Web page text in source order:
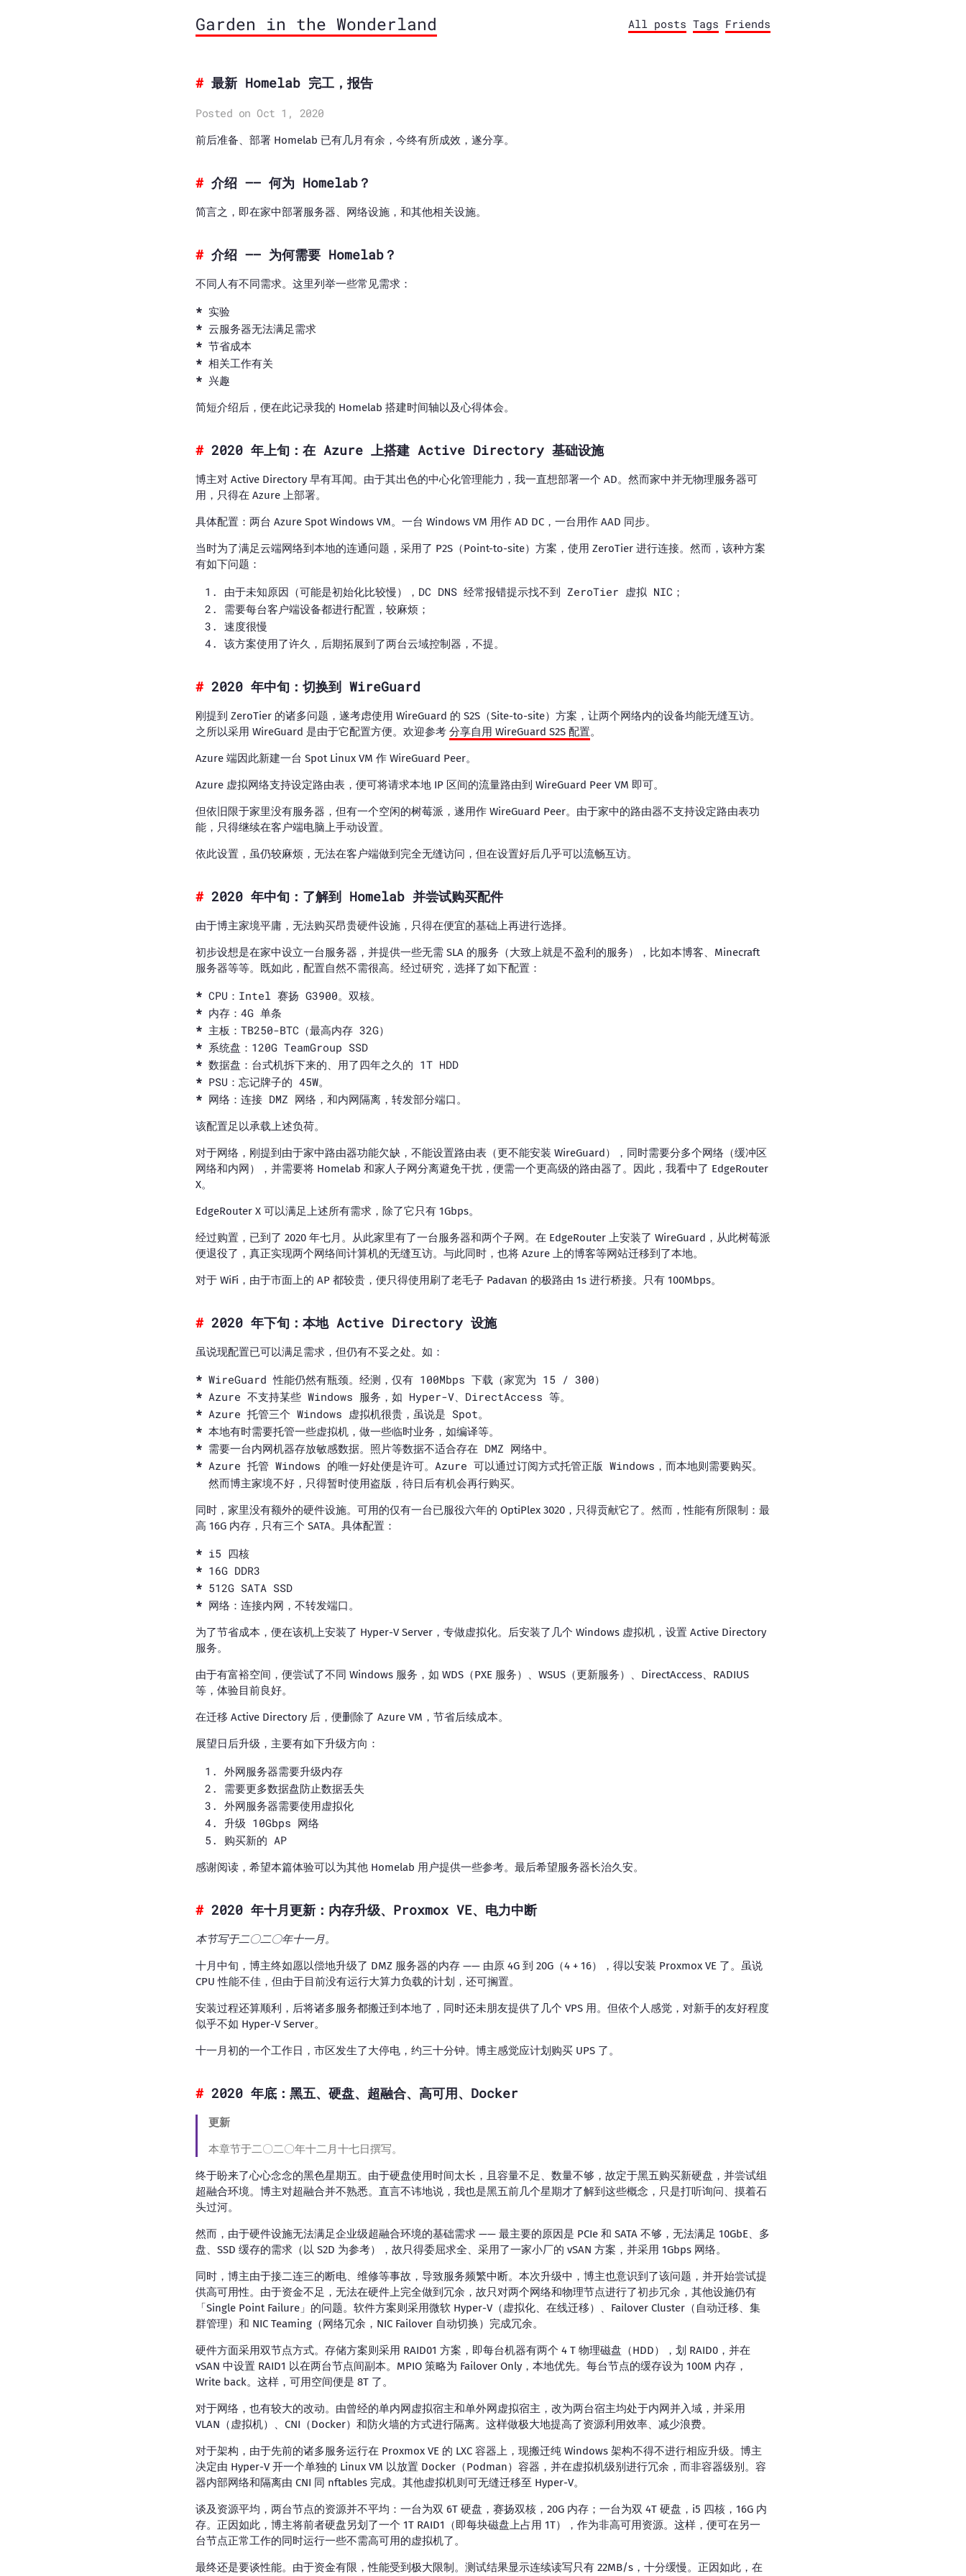
Garden in the Wonderland All posts Tags Friends
最新 Homelab 完工，报告
Posted on Oct 1, 2020
前后准备、部署 Homelab 已有几月有余，今终有所成效，遂分享。
介绍 —— 何为 Homelab？
简言之，即在家中部署服务器、网络设施，和其他相关设施。
介绍 —— 为何需要 Homelab？
不同人有不同需求。这里列举一些常见需求：
实验
云服务器无法满足需求
节省成本
相关工作有关
兴趣
简短介绍后，便在此记录我的 Homelab 搭建时间轴以及心得体会。
2020 年上旬：在 Azure 上搭建 Active Directory 基础设施
博主对 Active Directory 早有耳闻。由于其出色的中心化管理能力，我一直想部署一个 AD。然而家中并无物理服务器可
用，只得在 Azure 上部署。
具体配置：两台 Azure Spot Windows VM。一台 Windows VM 用作 AD DC，一台用作 AAD 同步。
当时为了满足云端网络到本地的连通问题，采用了 P2S（Point-to-site）方案，使用 ZeroTier 进行连接。然而，该种方案
有如下问题：
由于未知原因（可能是初始化比较慢），DC DNS 经常报错提示找不到 ZeroTier 虚拟 NIC；
需要每台客户端设备都进行配置，较麻烦；
速度很慢
该方案使用了许久，后期拓展到了两台云域控制器，不提。
2020 年中旬：切换到 WireGuard
刚提到 ZeroTier 的诸多问题，遂考虑使用 WireGuard 的 S2S（Site-to-site）方案，让两个网络内的设备均能无缝互访。
之所以采用 WireGuard 是由于它配置方便。欢迎参考 分享自用 WireGuard S2S 配置。
Azure 端因此新建一台 Spot Linux VM 作 WireGuard Peer。
Azure 虚拟网络支持设定路由表，便可将请求本地 IP 区间的流量路由到 WireGuard Peer VM 即可。
但依旧限于家里没有服务器，但有一个空闲的树莓派，遂用作 WireGuard Peer。由于家中的路由器不支持设定路由表功
能，只得继续在客户端电脑上手动设置。
依此设置，虽仍较麻烦，无法在客户端做到完全无缝访问，但在设置好后几乎可以流畅互访。
2020 年中旬：了解到 Homelab 并尝试购买配件
由于博主家境平庸，无法购买昂贵硬件设施，只得在便宜的基础上再进行选择。
初步设想是在家中设立一台服务器，并提供一些无需 SLA 的服务（大致上就是不盈利的服务），比如本博客、Minecraft
服务器等等。既如此，配置自然不需很高。经过研究，选择了如下配置：
CPU：Intel 赛扬 G3900。双核。
内存：4G 单条
主板：TB250-BTC（最高内存 32G）
系统盘：120G TeamGroup SSD
数据盘：台式机拆下来的、用了四年之久的 1T HDD
PSU：忘记牌子的 45W。
网络：连接 DMZ 网络，和内网隔离，转发部分端口。
该配置足以承载上述负荷。
对于网络，刚提到由于家中路由器功能欠缺，不能设置路由表（更不能安装 WireGuard），同时需要分多个网络（缓冲区
网络和内网），并需要将 Homelab 和家人子网分离避免干扰，便需一个更高级的路由器了。因此，我看中了 EdgeRouter
X。
EdgeRouter X 可以满足上述所有需求，除了它只有 1Gbps。
经过购置，已到了 2020 年七月。从此家里有了一台服务器和两个子网。在 EdgeRouter 上安装了 WireGuard，从此树莓派
便退役了，真正实现两个网络间计算机的无缝互访。与此同时，也将 Azure 上的博客等网站迁移到了本地。
对于 WiFi，由于市面上的 AP 都较贵，便只得使用刷了老毛子 Padavan 的极路由 1s 进行桥接。只有 100Mbps。
2020 年下旬：本地 Active Directory 设施
虽说现配置已可以满足需求，但仍有不妥之处。如：
WireGuard 性能仍然有瓶颈。经测，仅有 100Mbps 下载（家宽为 15 / 300）
Azure 不支持某些 Windows 服务，如 Hyper-V、DirectAccess 等。
Azure 托管三个 Windows 虚拟机很贵，虽说是 Spot。
本地有时需要托管一些虚拟机，做一些临时业务，如编译等。
需要一台内网机器存放敏感数据。照片等数据不适合存在 DMZ 网络中。
Azure 托管 Windows 的唯一好处便是许可。Azure 可以通过订阅方式托管正版 Windows，而本地则需要购买。
然而博主家境不好，只得暂时使用盗版，待日后有机会再行购买。
同时，家里没有额外的硬件设施。可用的仅有一台已服役六年的 OptiPlex 3020，只得贡献它了。然而，性能有所限制：最
高 16G 内存，只有三个 SATA。具体配置：
i5 四核
16G DDR3
512G SATA SSD
网络：连接内网，不转发端口。
为了节省成本，便在该机上安装了 Hyper-V Server，专做虚拟化。后安装了几个 Windows 虚拟机，设置 Active Directory
服务。
由于有富裕空间，便尝试了不同 Windows 服务，如 WDS（PXE 服务）、WSUS（更新服务）、DirectAccess、RADIUS
等，体验目前良好。
在迁移 Active Directory 后，便删除了 Azure VM，节省后续成本。
展望日后升级，主要有如下升级方向：
外网服务器需要升级内存
需要更多数据盘防止数据丢失
外网服务器需要使用虚拟化
升级 10Gbps 网络
购买新的 AP
感谢阅读，希望本篇体验可以为其他 Homelab 用户提供一些参考。最后希望服务器长治久安。
2020 年十月更新：内存升级、Proxmox VE、电力中断
本节写于二〇二〇年十一月。
十月中旬，博主终如愿以偿地升级了 DMZ 服务器的内存 —— 由原 4G 到 20G（4 + 16），得以安装 Proxmox VE 了。虽说
CPU 性能不佳，但由于目前没有运行大算力负载的计划，还可搁置。
安装过程还算顺利，后将诸多服务都搬迁到本地了，同时还未朋友提供了几个 VPS 用。但依个人感觉，对新手的友好程度
似乎不如 Hyper-V Server。
十一月初的一个工作日，市区发生了大停电，约三十分钟。博主感觉应计划购买 UPS 了。
2020 年底：黑五、硬盘、超融合、高可用、Docker
更新
本章节于二〇二〇年十二月十七日撰写。
终于盼来了心心念念的黑色星期五。由于硬盘使用时间太长，且容量不足、数量不够，故定于黑五购买新硬盘，并尝试组
超融合环境。博主对超融合并不熟悉。直言不讳地说，我也是黑五前几个星期才了解到这些概念，只是打听询问、摸着石
头过河。
然而，由于硬件设施无法满足企业级超融合环境的基础需求 —— 最主要的原因是 PCIe 和 SATA 不够，无法满足 10GbE、多
盘、SSD 缓存的需求（以 S2D 为参考），故只得委屈求全、采用了一家小厂的 vSAN 方案，并采用 1Gbps 网络。
同时，博主由于接二连三的断电、维修等事故，导致服务频繁中断。本次升级中，博主也意识到了该问题，并开始尝试提
供高可用性。由于资金不足，无法在硬件上完全做到冗余，故只对两个网络和物理节点进行了初步冗余，其他设施仍有
「Single Point Failure」的问题。软件方案则采用微软 Hyper-V（虚拟化、在线迁移）、Failover Cluster（自动迁移、集
群管理）和 NIC Teaming（网络冗余，NIC Failover 自动切换）完成冗余。
硬件方面采用双节点方式。存储方案则采用 RAID01 方案，即每台机器有两个 4 T 物理磁盘（HDD），划 RAID0，并在
vSAN 中设置 RAID1 以在两台节点间副本。MPIO 策略为 Failover Only，本地优先。每台节点的缓存设为 100M 内存，
Write back。这样，可用空间便是 8T 了。
对于网络，也有较大的改动。由曾经的单内网虚拟宿主和单外网虚拟宿主，改为两台宿主均处于内网并入域，并采用
VLAN（虚拟机）、CNI（Docker）和防火墙的方式进行隔离。这样做极大地提高了资源利用效率、减少浪费。
对于架构，由于先前的诸多服务运行在 Proxmox VE 的 LXC 容器上，现搬迁纯 Windows 架构不得不进行相应升级。博主
决定由 Hyper-V 开一个单独的 Linux VM 以放置 Docker（Podman）容器，并在虚拟机级别进行冗余，而非容器级别。容
器内部网络和隔离由 CNI 同 nftables 完成。其他虚拟机则可无缝迁移至 Hyper-V。
谈及资源平均，两台节点的资源并不平均：一台为双 6T 硬盘，赛扬双核，20G 内存；一台为双 4T 硬盘，i5 四核，16G 内
存。正因如此，博主将前者硬盘另划了一个 1T RAID1（即每块磁盘上占用 1T），作为非高可用资源。这样，便可在另一
台节点正常工作的同时运行一些不需高可用的虚拟机了。
最终还是要谈性能。由于资金有限，性能受到极大限制。测试结果显示连续读写只有 22MB/s，十分缓慢。正因如此，在